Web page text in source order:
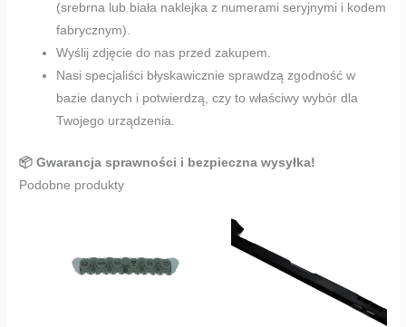
(srebrna lub biała naklejka z numerami seryjnymi i kodem
fabrycznym).
Wyślij zdjęcie do nas przed zakupem.
Nasi specjaliści błyskawicznie sprawdzą zgodność w
bazie danych i potwierdzą, czy to właściwy wybór dla
Twojego urządzenia.
📦 Gwarancja sprawności i bezpieczna wysyłka!
Podobne produkty